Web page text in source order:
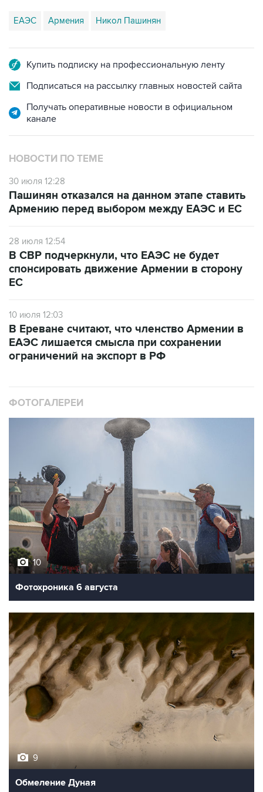
ЕАЭС Армения Никол Пашинян
Купить подписку на профессиональную ленту
Подписаться на рассылку главных новостей сайта
Получать оперативные новости в официальном
канале
НОВОСТИ ПО ТЕМЕ
30 июля 12:28
Пашинян отказался на данном этапе ставить
Армению перед выбором между ЕАЭС и ЕС
28 июля 12:54
В СВР подчеркнули, что ЕАЭС не будет
спонсировать движение Армении в сторону
ЕС
10 июля 12:03
В Ереване считают, что членство Армении в
ЕАЭС лишается смысла при сохранении
ограничений на экспорт в РФ
ФОТОГАЛЕРЕИ
10
Фотохроника 6 августа
9
Обмеление Дуная